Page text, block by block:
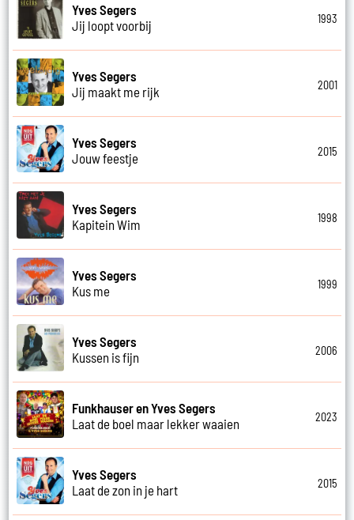
Yves Segers
Jij loopt voorbij
1993
Yves Segers
Jij maakt me rijk
2001
Yves Segers
Jouw feestje
2015
Yves Segers
Kapitein Wim
1998
Yves Segers
Kus me
1999
Yves Segers
Kussen is fijn
2006
Funkhauser en Yves Segers
Laat de boel maar lekker waaien
2023
Yves Segers
Laat de zon in je hart
2015